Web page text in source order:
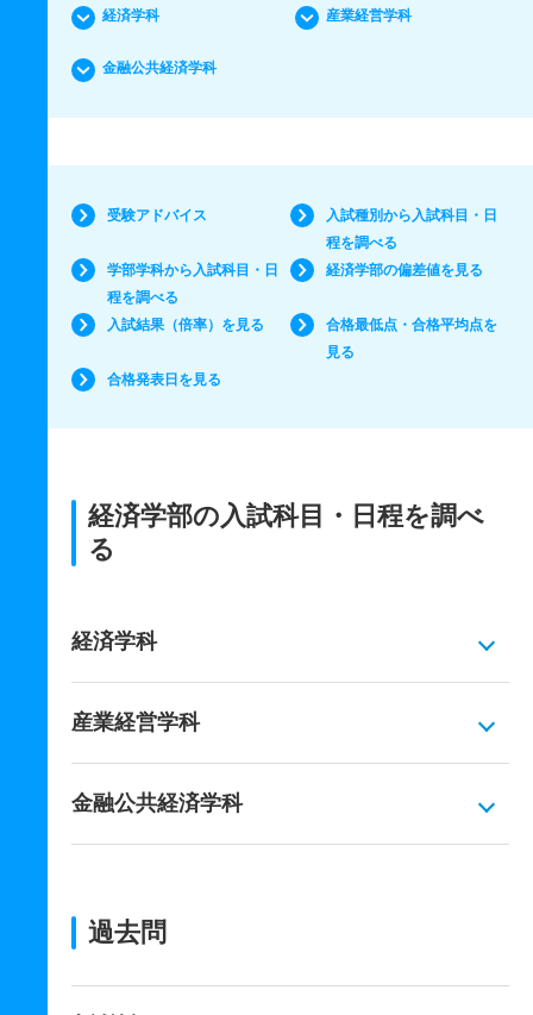
経済学科 産業経営学科
金融公共経済学科
受験アドバイス
入試種別から入試科目・日
程を調べる
学部学科から入試科目・日
程を調べる
経済学部の偏差値を見る
入試結果（倍率）を見る
合格最低点・合格平均点を
見る
合格発表日を見る
経済学部の入試科目・日程を調べ
る
経済学科
産業経営学科
金融公共経済学科
過去問